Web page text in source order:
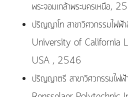
พระจอมเกล้าพระนครเหนือ,
ปริญญาโท สาขาวิศวกรรมไฟฟ้
University of California
USA , 2546
ปริญญาตรี สาขาวิศวกรรมไฟฟ้